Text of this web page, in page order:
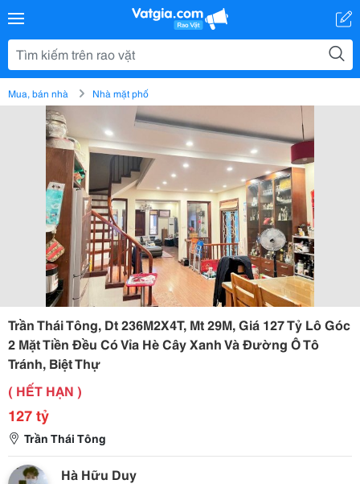
Mua, bán nhà Nhà mặt phố
Trần Thái Tông, Dt 236M2X4T, Mt 29M, Giá 127 Tỷ Lô Góc
2 Mặt Tiền Đều Có Vỉa Hè Cây Xanh Và Đường Ô Tô
Tránh, Biệt Thự
( HẾT HẠN )
127 tỷ
Trần Thái Tông
Hà Hữu Duy